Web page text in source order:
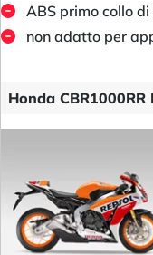
ABS primo collo
non adatto per
Honda